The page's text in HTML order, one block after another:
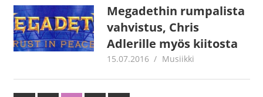
Megadethin rumpalista
vahvistus, Chris
Adlerille myös kiitosta
15.07.2016 Juha Kaunisto
Musiikki